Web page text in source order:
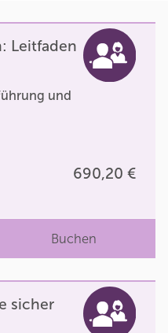
Leitfaden
und
690,20 €
Buchen
sicher